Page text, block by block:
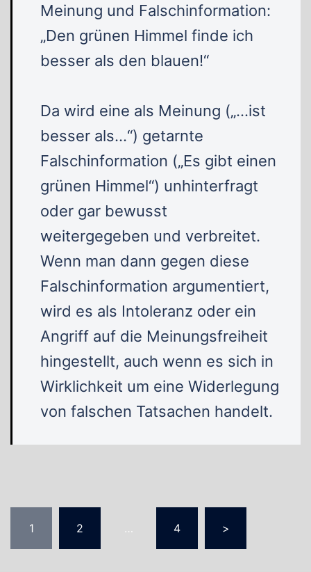
Meinung und Falschinformation:
„Den grünen Himmel finde ich
besser als den blauen!“
Da wird eine als Meinung („…ist
besser als…“) getarnte
Falschinformation („Es gibt einen
grünen Himmel“) unhinterfragt
oder gar bewusst
weitergegeben und verbreitet.
Wenn man dann gegen diese
Falschinformation argumentiert,
wird es als Intoleranz oder ein
Angriff auf die Meinungsfreiheit
hingestellt, auch wenn es sich in
Wirklichkeit um eine Widerlegung
von falschen Tatsachen handelt.
der
Beiträge
1 2 … 4 >